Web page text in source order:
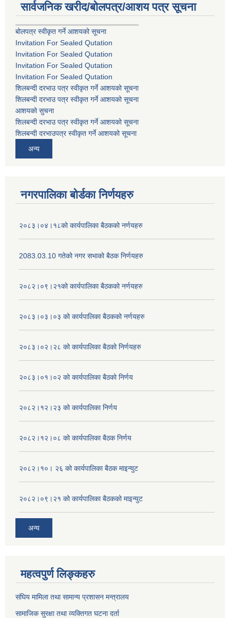
सार्वजनिक खरीद/बोलपत्र/आशय पत्र सूचना
बोलपत्र स्वीकृत गर्ने आशयको सूचना
Invitation For Sealed Qutation
Invitation For Sealed Qutation
Invitation For Sealed Qutation
Invitation For Sealed Qutation
शिलबन्दी दरभाउ पत्र स्वीकृत गर्ने आशयको सूचना
शिलबन्दी दरभाउ पत्र स्वीकृत गर्ने आशयको सूचना
आशयको सुचना
शिलबन्दी दरभाउ पत्र स्वीकृत गर्ने आशयको सूचना
शिलबन्दी दरभाउपत्र स्वीकृत गर्ने आशयको सूचना
अन्य
नगरपालिका बोर्डका निर्णयहरु
२०८३।०४।१८को कार्यपालिका बैठकको नर्णयहरु
2083.03.10 गतेको नगर सभाको बैठक निर्णयहरु
२०८२।०९।२१को कार्यपालिका बैठकको नर्णयहरु
२०८३।०३।०३ को कार्यपालिका बैठकको नर्णयहरु
२०८३।०२।२८ को कार्यपालिका बैठको निर्णयहरु
२०८३।०१।०२ को कार्यपालिका बैठको निर्णय
२०८२।१२।२३ को कार्यपालिका निर्णय
२०८२।१२।०८ को कार्यपालिका बैठक निर्णय
२०८२।१०। २६ को कार्यपालिका बैठक माइन्युट
२०८२।०९।२१ को कार्यपालिका बैठकको माइन्युट
अन्य
महत्वपुर्ण लिङ्कहरु
संघिय मामिला तथा सामान्य प्रशासन मन्त्रालय
सामाजिक सुरक्षा तथा व्यक्तिगत घटना दर्ता